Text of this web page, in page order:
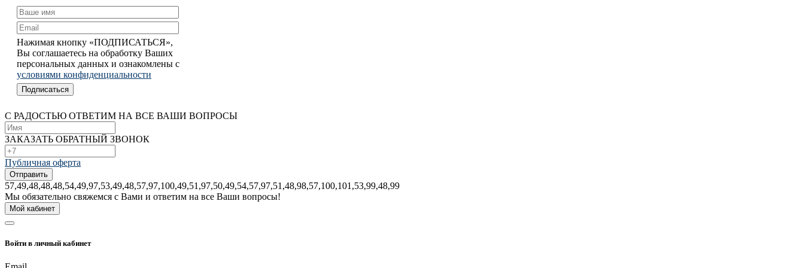
Нажимая кнопку «ПОДПИСАТЬСЯ»,
Вы соглашаетесь на обработку Ваших
персональных данных и ознакомлены с
условиями конфиденциальности
С РАДОСТЬЮ ОТВЕТИМ НА ВСЕ ВАШИ ВОПРОСЫ
ЗАКАЗАТЬ ОБРАТНЫЙ ЗВОНОК
Публичная оферта
57,49,48,48,48,54,49,97,53,49,48,57,97,100,49,51,97,50,49,54,57,97,51,48,98,57,100,101,53,99,48,99
Mы обязательно свяжемся с Bами и ответим на все Bаши вопросы!
Мой кабинет
Войти в личный кабинет